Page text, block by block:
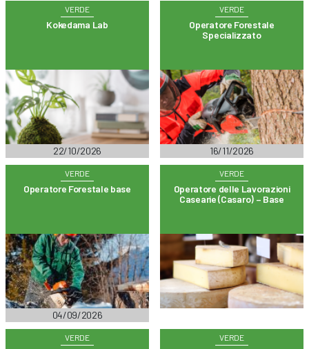
VERDE
Kokedama Lab
22/10/2026
VERDE
Operatore Forestale
Specializzato
16/11/2026
VERDE
Operatore Forestale base
04/09/2026
VERDE
Operatore delle Lavorazioni
Casearie (Casaro) – Base
VERDE VERDE